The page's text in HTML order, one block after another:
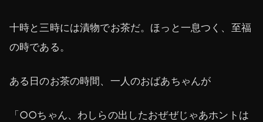
十時と三時には漬物でお茶だ。ほっと一息つく、至福
の時である。
ある日のお茶の時間、一人のおばあちゃんが
「○○ちゃん、わしらの出したおぜぜじゃあホントは